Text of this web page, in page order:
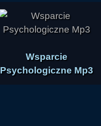
Wsparcie
Psychologiczne Mp3